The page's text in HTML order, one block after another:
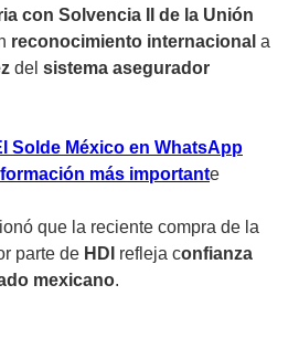
con Solvencia II de la Unión
reconocimiento internacional a
del sistema asegurador
Solde México en WhatsApp
más importante
que la reciente compra de la
parte de HDI refleja confianza
mexicano.